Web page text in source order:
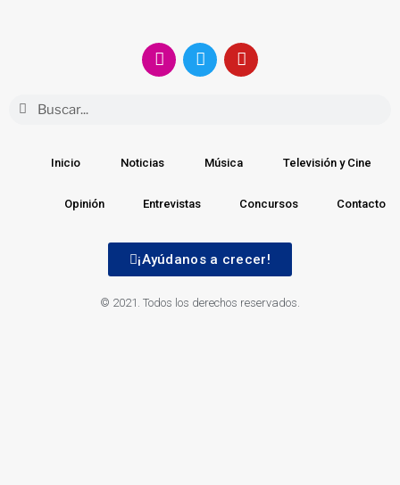
Inicio Noticias Música Televisión y Cine
Opinión Entrevistas Concursos Contacto
¡Ayúdanos a crecer!
© 2021. Todos los derechos reservados.